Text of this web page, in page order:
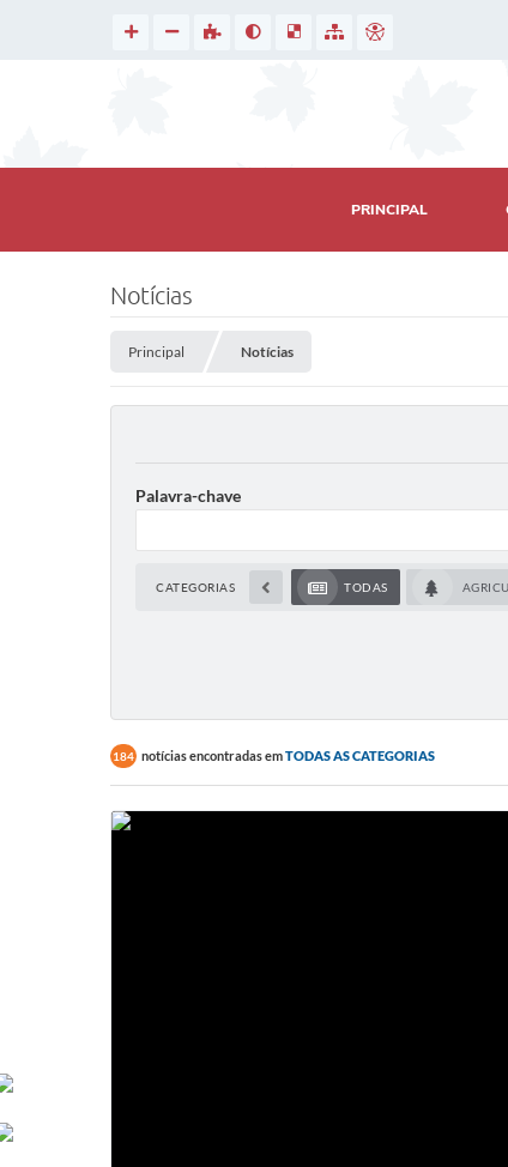
PRINCIPAL
Notícias
Principal Notícias
Palavra-chave
CATEGORIAS TODAS
184 notícias encontradas emTODAS AS CATEGORIAS